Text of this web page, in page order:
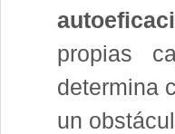
propias
determina
un